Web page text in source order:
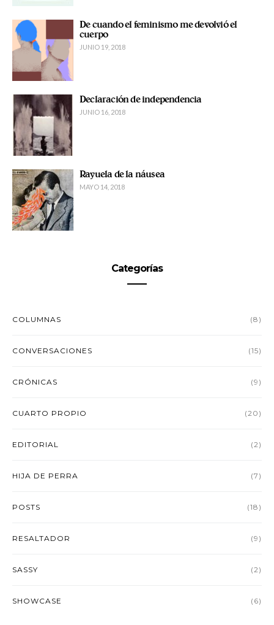
De cuando el feminismo me devolvió el
cuerpo
JUNIO 19, 2018
Declaración de independencia
JUNIO 16, 2018
Rayuela de la náusea
MAYO 14, 2018
Categorías
COLUMNAS (8)
CONVERSACIONES (15)
CRÓNICAS (9)
CUARTO PROPIO (20)
EDITORIAL (2)
HIJA DE PERRA (7)
POSTS (18)
RESALTADOR (9)
SASSY (2)
SHOWCASE (6)